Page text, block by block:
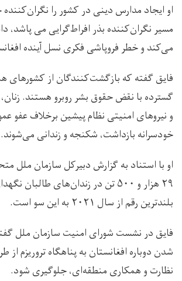
او ايجاد مدارس دینی در کشور را نگران‌کننده
مسير نگران‌كننده بذر افراط‌گرايى می پاشد،
می‌كند و خطر فروپاشى فكرى نسل آينده
فایق گفته که بازگشت‌كنندگان از کشورهای
گسترده با نقض حقوق بشر روبرو هستند.
و نيروهاى امنيتى نظام پیشین برخلاف عفو
خودسرانه بازداشت، شكنجه و زندانی می‌شوند.
او با استناد به گزارش دبيركل سازمان ملل
۲۹ هزار و ۵۰۰ تن در زندان‌های
بلندترين رقم از سال ۲۰۲۱ به این سو است.
فایق در نشست شورای امنیت سازمان ملل
شدن دوباره افغانستان به پناهگاه تروریزم از
نظارت و همکاری منطقه‌ای، جلوگیری شود.